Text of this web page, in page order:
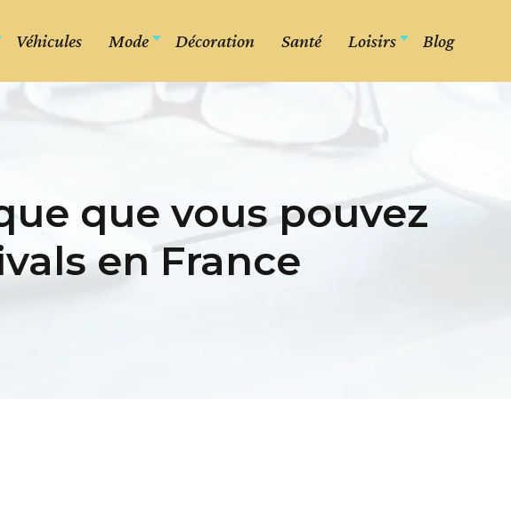
Véhicules Mode Décoration Santé Loisirs Blog
que vous pouvez
en France